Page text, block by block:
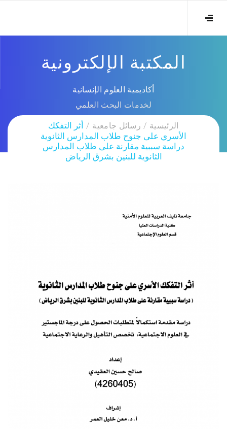
المكتبة الإلكترونية
أكاديمية العلوم الإنسانية
لخدمات البحث العلمي
الرئيسية رسائل جامعية
أثر التفكك
الأسري على جنوح طلاب المدارس الثانوية
دراسة سببية مقارنة على طلاب المدارس
الثانوية للبنين بشرق الرياض